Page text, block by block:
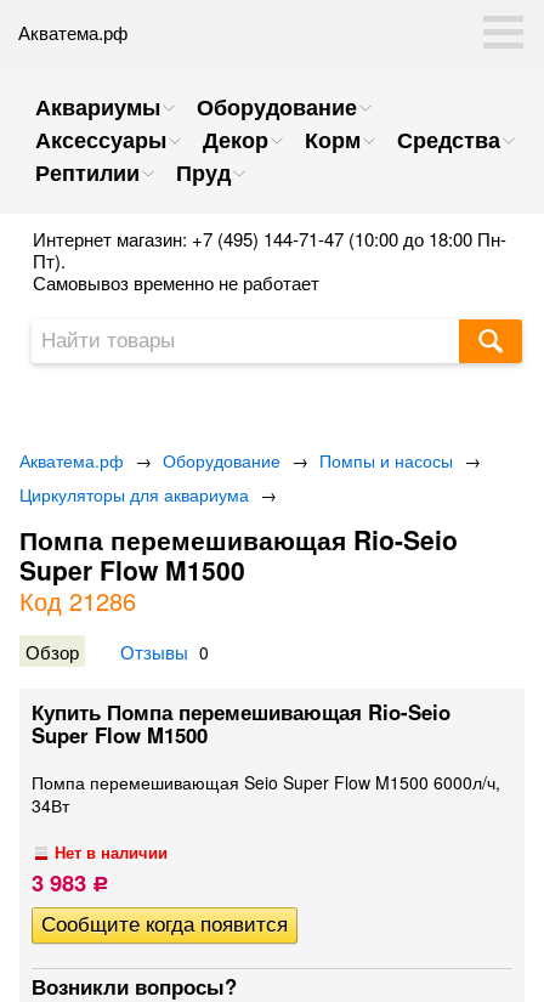
Акватема.рф
Аквариумы
Оборудование
Аксессуары
Декор Корм
Средства
Рептилии
Пруд
Интернет магазин: +7 (495) 144-71-47 (10:00 до 18:00 Пн-
Пт).
Самовывоз временно не работает
Акватема.рф → Оборудование → Помпы и насосы →
Циркуляторы для аквариума →
Помпа перемешивающая Rio-Seio
Super Flow M1500
Код 21286
Обзор Отзывы 0
Купить Помпа перемешивающая Rio-Seio
Super Flow M1500
Помпа перемешивающая Seio Super Flow M1500 6000л/ч,
34Вт
Нет в наличии
3 983 Р
Возникли вопросы?